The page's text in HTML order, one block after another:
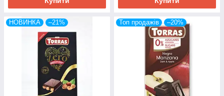
НОВИНКА –21% Топ продажів –20%